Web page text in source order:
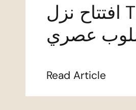
افتتاح نزل The NINE أول فندق لايف ستايل في
عصري
Read Article